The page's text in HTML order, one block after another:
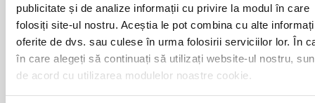
publicitate și de analize informații cu privire la modul în care
folosiți site-ul nostru. Aceștia le pot combina cu alte
oferite de dvs. sau culese în urma folosirii serviciilor lor. În
în care alegeți să continuați să utilizați website-ul nostru,
de acord cu utilizarea modulelor noastre cookie.
ALBA IULIA
ALESD
ALEXANDRIA
ARAD
BACAU
BAIA MARE
BAILE HERCULANE
MEDIAS
MIZIL
MOINESTI
MOTCA
NUSFALAU
OLTENITA
ONESTI